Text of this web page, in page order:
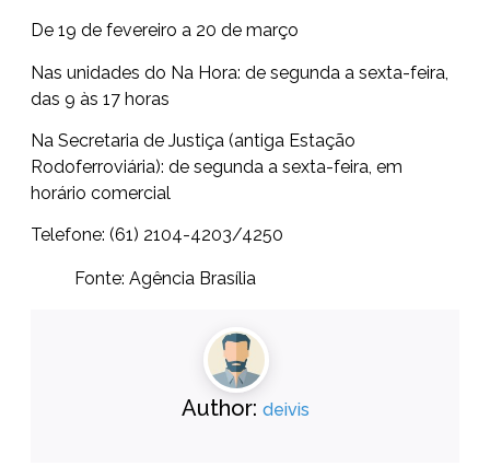
De 19 de fevereiro a 20 de março
Nas unidades do Na Hora: de segunda a sexta-feira,
das 9 às 17 horas
Na Secretaria de Justiça (antiga Estação
Rodoferroviária): de segunda a sexta-feira, em
horário comercial
Telefone: (61) 2104-4203/4250
Fonte: Agência Brasília
Author: deivis